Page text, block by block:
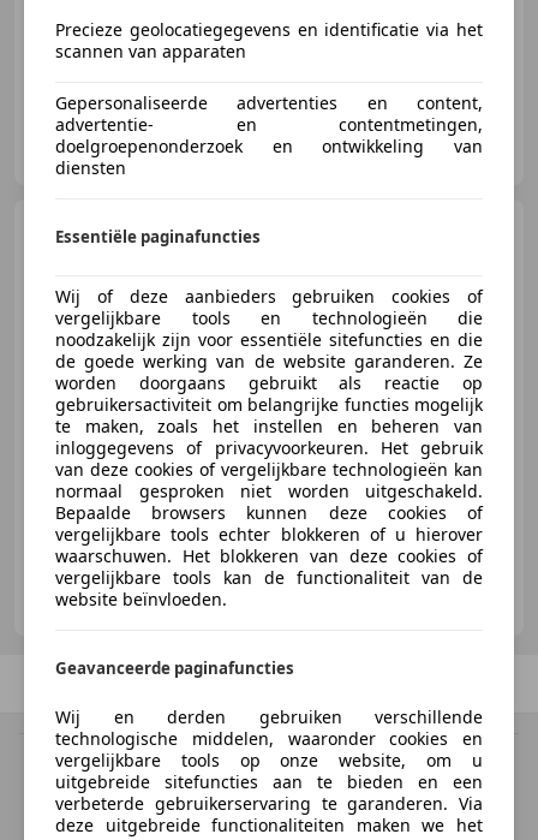
03/2022 11.411 km 118 kW (160 PK)
RidderCar Ridderkerk
NL-2984 AT RIDDERKERK
€ 3.799
06/2009 45.036 km Benzine 55 kW (75 PK)
RidderCar Ridderkerk
NL-2984 AT RIDDERKERK
Vorige 1/1
BTW verrekenbaar
Specificatie van de fabrikant voor nieuwe voertuigen. Afhankelijk van de
kilometerstand, het rijgedrag, de leeftijd van de batterij en het
laadgedrag, kan de radius van occasies aanzienlijk variëren.
Precieze geolocatiegegevens en identificatie via het
scannen van apparaten
Gepersonaliseerde advertenties en content,
advertentie- en contentmetingen,
doelgroepenonderzoek en ontwikkeling van
diensten
Essentiële paginafuncties
Wij of deze aanbieders gebruiken cookies of
vergelijkbare tools en technologieën die
noodzakelijk zijn voor essentiële sitefuncties en die
de goede werking van de website garanderen. Ze
worden doorgaans gebruikt als reactie op
gebruikersactiviteit om belangrijke functies mogelijk
te maken, zoals het instellen en beheren van
inloggegevens of privacyvoorkeuren. Het gebruik
van deze cookies of vergelijkbare technologieën kan
normaal gesproken niet worden uitgeschakeld.
Bepaalde browsers kunnen deze cookies of
vergelijkbare tools echter blokkeren of u hierover
waarschuwen. Het blokkeren van deze cookies of
vergelijkbare tools kan de functionaliteit van de
website beïnvloeden.
Geavanceerde paginafuncties
Wij en derden gebruiken verschillende
technologische middelen, waaronder cookies en
vergelijkbare tools op onze website, om u
uitgebreide sitefuncties aan te bieden en een
verbeterde gebruikerservaring te garanderen. Via
deze uitgebreide functionaliteiten maken we het